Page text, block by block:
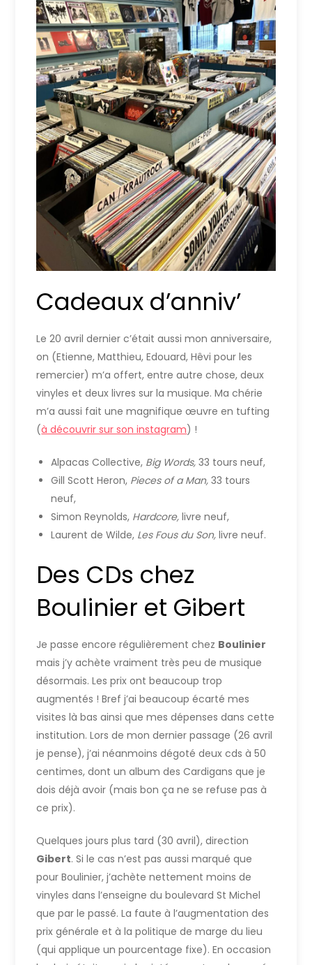
Cadeaux d’anniv’
Le 20 avril dernier c’était aussi mon anniversaire,
on (Etienne, Matthieu, Edouard, Hêvi pour les
remercier) m’a offert, entre autre chose, deux
vinyles et deux livres sur la musique. Ma chérie
m’a aussi fait une magnifique œuvre en tufting
(à découvrir sur son instagram) !
Alpacas Collective, Big Words,33 tours neuf,
Gill Scott Heron, Pieces of a Man,33 tours
neuf,
Simon Reynolds, Hardcore,livre neuf,
Laurent de Wilde, Les Fous du Son,livre neuf.
Des CDs chez
Boulinier et Gibert
Je passe encore régulièrement chez Boulinier
mais j’y achète vraiment très peu de musique
désormais. Les prix ont beaucoup trop
augmentés ! Bref j’ai beaucoup écarté mes
visites là bas ainsi que mes dépenses dans cette
institution. Lors de mon dernier passage (26 avril
je pense), j’ai néanmoins dégoté deux cds à 50
centimes, dont un album des Cardigans que je
dois déjà avoir (mais bon ça ne se refuse pas à
ce prix).
Quelques jours plus tard (30 avril), direction
Gibert. Si le cas n’est pas aussi marqué que
pour Boulinier, j’achète nettement moins de
vinyles dans l’enseigne du boulevard St Michel
que par le passé. La faute à l’augmentation des
prix générale et à la politique de marge du lieu
(qui applique un pourcentage fixe). En occasion